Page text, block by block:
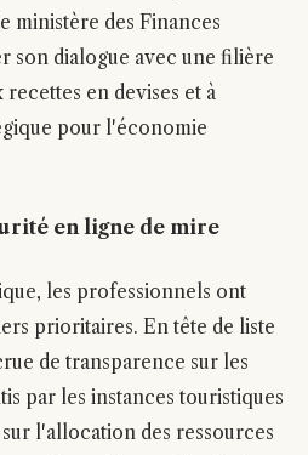
ministère des Finances
son dialogue avec une filière
en devises et à
pour l'économie
en ligne de mire
les professionnels ont
prioritaires. En tête de liste
de transparence sur les
par les instances touristiques
l'allocation des ressources